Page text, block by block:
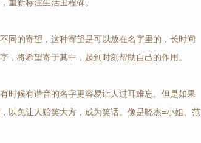
重新标注生活里程碑。
同的寄望，这种寄望是可以放在名字里的，长时间
，将希望寄于其中，起到时刻帮助自己的作用。
时候有谐音的名字更容易让人过耳难忘。但是如果
以免让人贻笑大方，成为笑话。像是晓杰=小姐、范